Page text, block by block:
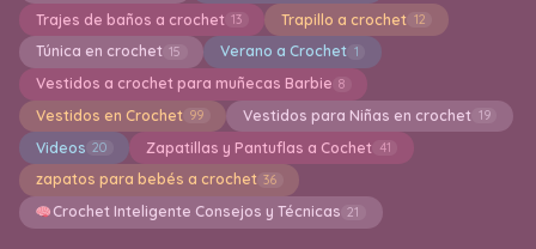
Trajes de baños a crochet 13 Trapillo a crochet 12
Túnica en crochet 15 Verano a Crochet 1
Vestidos a crochet para muñecas Barbie 8
Vestidos en Crochet 99 Vestidos para Niñas en crochet 19
Videos 20 Zapatillas y Pantuflas a Cochet 41
zapatos para bebés a crochet 36
Crochet Inteligente Consejos y Técnicas 21